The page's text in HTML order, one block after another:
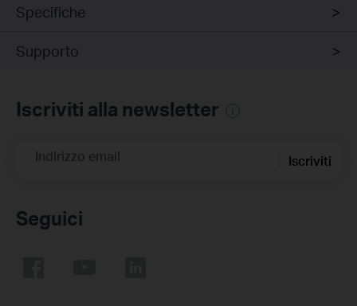
Specifiche
Supporto
Iscriviti alla newsletter
Indirizzo email Iscriviti
Seguici